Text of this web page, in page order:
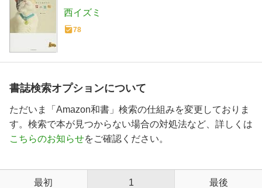
西イズミ
78
書誌検索オプションについて
ただいま「Amazon和書」検索の仕組みを変更しておりま
す。検索で本が見つからない場合の対処法など、詳しくは
こちらのお知らせをご確認ください。
最初 1 最後